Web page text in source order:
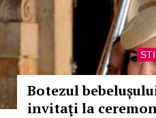
Botezul
invitaţi la